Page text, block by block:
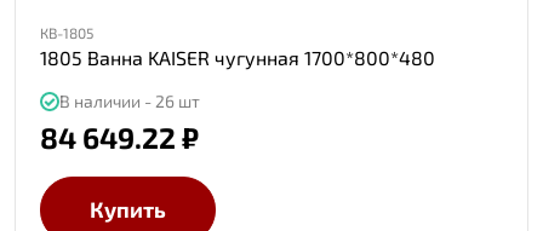
КВ-1805
1805 Ванна KAISER чугунная 1700*800*480
В наличии - 26 шт
84 649.22 ₽
Купить